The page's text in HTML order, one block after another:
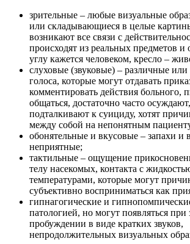
зрительные – любые визуальные
или складывающиеся в целые
возникают все связи с
происходят из реальных предметов и
углу кажется человеком, кресло –
слуховые (звуковые) – различные или
голоса, которые могут отдавать
комментировать действия больного,
общаться, достаточно часто
подталкивают к суициду, хотят
между собой на непонятным
обонятельные и вкусовые – запахи и
неприятные;
тактильные – ощущение
телу насекомых, контакта с
температурами, которые могут
субъективно восприниматься как
гипнагогические и
патологией, но могут появляться
пробуждении в виде кратких звуков,
непродолжительных визуальных